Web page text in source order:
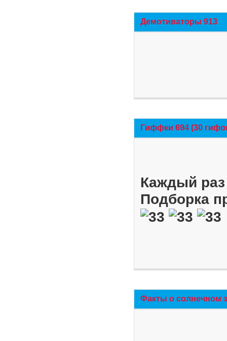
Демотиваторы 913
Гиффки 694 (30
Каждый
Подборка
Факты о солнечном